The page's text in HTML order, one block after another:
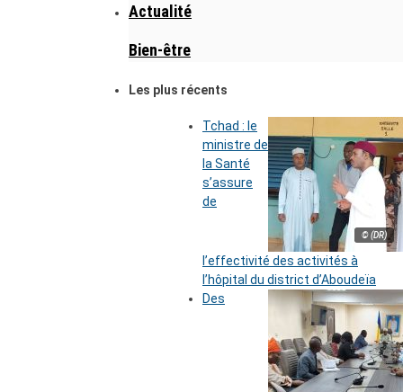
Actualité
Bien-être
Les plus récents
© (DR)
Tchad : le
ministre de
la Santé
s’assure
de
l’effectivité des activités à
l’hôpital du district d’Aboudeïa
Des